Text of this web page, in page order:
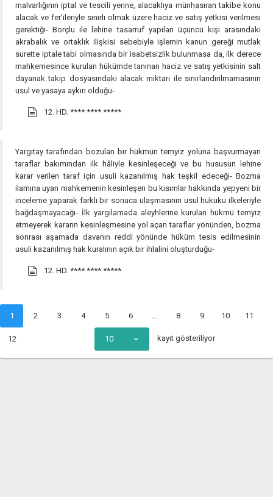
malvarlığının iptal ve tescili yerine, alacaklıya münhasıran takibe konu
alacak ve fer'ileriyle sınırlı olmak üzere haciz ve satış yetkisi verilmesi
gerektiği- Borçlu ile lehine tasarruf yapılan üçüncü kişi arasındaki
akrabalık ve ortaklık ilişkisi sebebiyle işlemin kanun gereği mutlak
surette iptale tabi olmasında bir isabetsizlik bulunmasa da, ilk derece
mahkemesince kurulan hükümde tanınan haciz ve satış yetkisinin salt
dayanak takip dosyasındaki alacak miktarı ile sınırlandırılmamasının
usul ve yasaya aykırı olduğu-
12. HD. **** **** *****
Yargıtay tarafından bozulan bir hükmün temyiz yoluna başvurmayan
taraflar bakımından ilk hâliyle kesinleşeceği ve bu hususun lehine
karar verilen taraf için usuli kazanılmış hak teşkil edeceği- Bozma
ilamına uyan mahkemenin kesinleşen bu kısımlar hakkında yepyeni bir
inceleme yaparak farklı bir sonuca ulaşmasının usul hukuku ilkeleriyle
bağdaşmayacağı- İlk yargılamada aleyhlerine kurulan hükmü temyiz
etmeyerek kararın kesinleşmesine yol açan taraflar yönünden, bozma
sonrası aşamada davanın reddi yönünde hüküm tesis edilmesinin
usuli kazanılmış hak kuralının açık bir ihlalini oluşturduğu-
12. HD. **** **** *****
1 2 3 4 5 6 ... 8 9 10 11
12 10 kayıt gösteriliyor